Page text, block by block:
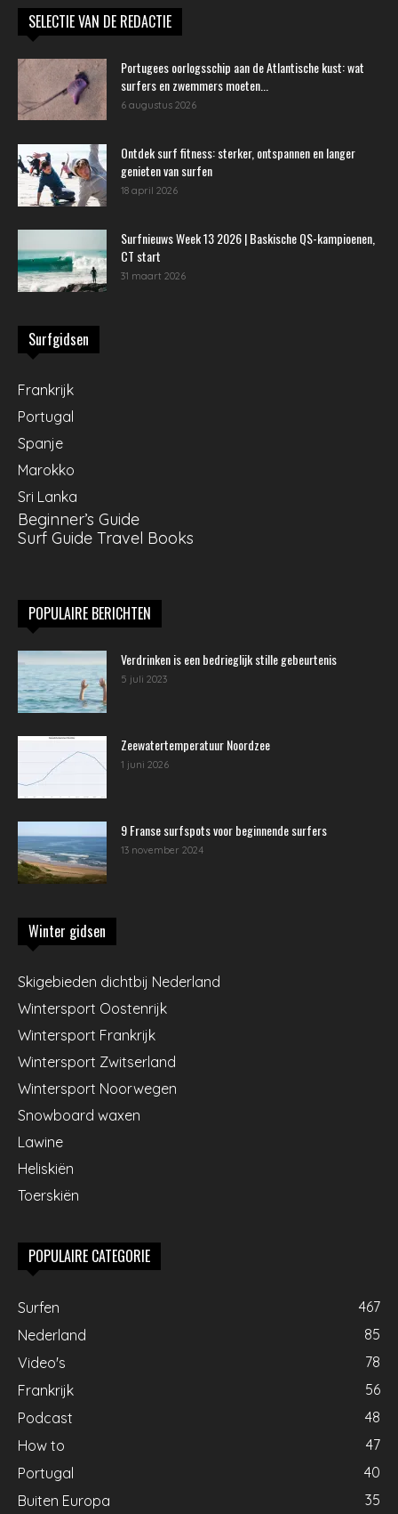
SELECTIE VAN DE REDACTIE
Portugees oorlogsschip aan de Atlantische kust: wat
surfers en zwemmers moeten...
6 augustus 2026
Ontdek surf fitness: sterker, ontspannen en langer
genieten van surfen
18 april 2026
Surfnieuws Week 13 2026 | Baskische QS-kampioenen,
CT start
31 maart 2026
Surfgidsen
Frankrijk
Portugal
Spanje
Marokko
Sri Lanka
Beginner’s Guide
Surf Guide Travel Books
POPULAIRE BERICHTEN
Verdrinken is een bedrieglijk stille gebeurtenis
5 juli 2023
Zeewatertemperatuur Noordzee
1 juni 2026
9 Franse surfspots voor beginnende surfers
13 november 2024
Winter gidsen
Skigebieden dichtbij Nederland
Wintersport Oostenrijk
Wintersport Frankrijk
Wintersport Zwitserland
Wintersport Noorwegen
Snowboard waxen
Lawine
Heliskiën
Toerskiën
POPULAIRE CATEGORIE
Surfen
467
Nederland
85
Video's
78
Frankrijk
56
Podcast
48
How to
47
Portugal
40
Buiten Europa
35